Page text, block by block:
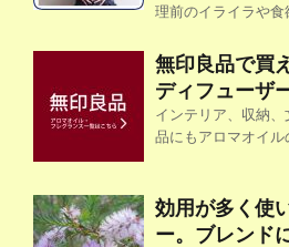
理前のイライラや食
無印良品で買
ディフューザ
インテリア、収納
品にもアロマオイル
効用が多く使
ー。ブレンド